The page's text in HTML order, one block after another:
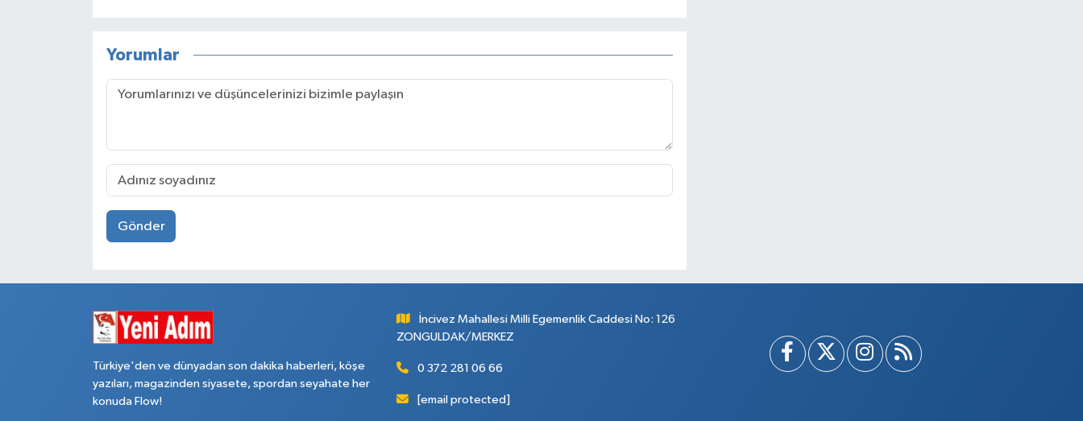
Yorumlar
Gönder
Türkiye'den ve dünyadan son dakika haberleri, köşe
yazıları, magazinden siyasete, spordan seyahate her
konuda Flow!
İncivez Mahallesi Milli Egemenlik Caddesi No: 126
ZONGULDAK/MERKEZ
0 372 281 06 66
[email protected]